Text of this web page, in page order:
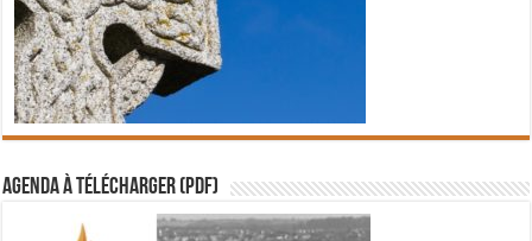
Agenda à télécharger (PDF)